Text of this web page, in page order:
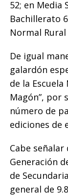
52; en Media
Bachillerato
Normal Rural
De igual
galardón
de la Escuela
Magón”, por
número de
ediciones de
Cabe
Generación
de
general de